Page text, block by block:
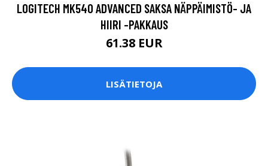
LOGITECH MK540 ADVANCED SAKSA NÄPPÄIMISTÖ- JA
HIIRI -PAKKAUS
61.38 EUR
LISÄTIETOJA